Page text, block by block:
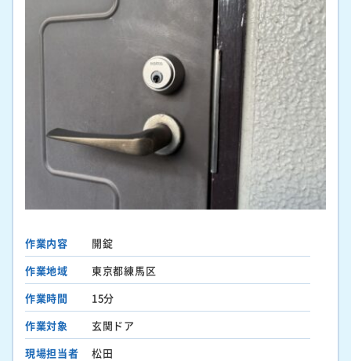
作業内容
開錠
作業地域
東京都練馬区
作業時間
15分
作業対象
玄関ドア
現場担当者
松田